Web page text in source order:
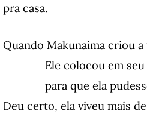
pra casa.
Quando Makunaima criou a
Ele colocou em seu
para que ela pudesse
Deu certo, ela viveu mais